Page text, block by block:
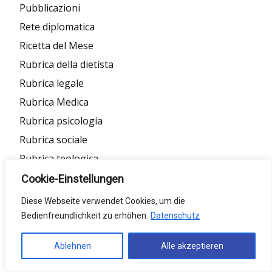
Cookie-Einstellungen
Diese Webseite verwendet Cookies, um die
Bedienfreundlichkeit zu erhöhen.
Datenschutz
Ablehnen Alle akzeptieren
Pubblicazioni
Rete diplomatica
Ricetta del Mese
Rubrica della dietista
Rubrica legale
Rubrica Medica
Rubrica psicologia
Rubrica sociale
Rubrica teologica
Salute
Scelta del redattore
Sociale
Spettacoli/cinema